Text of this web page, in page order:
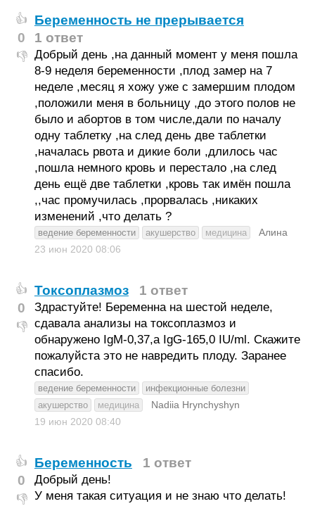
👍
0
👎
Беременность не прерывается
1 ответ
Добрый день ,на данный момент у меня пошла
8-9 неделя беременности ,плод замер на 7
неделе ,месяц я хожу уже с замершим плодом
,положили меня в больницу ,до этого полов не
было и абортов в том числе,дали по началу
одну таблетку ,на след день две таблетки
,началась рвота и дикие боли ,длилось час
,пошла немного кровь и перестало ,на след
день ещё две таблетки ,кровь так имён пошла
,,час промучилась ,прорвалась ,никаких
изменений ,что делать ?
ведение беременности акушерство медицина
Алина
23 июн 2020 08:06
👍
0
👎
Токсоплазмоз 1 ответ
Здрастуйте! Беременна на шестой неделе,
сдавала анализы на токсоплазмоз и
обнаружено IgM-0,37,a IgG-165,0 IU/ml. Скажите
пожалуйста это не навредить плоду. Заранее
спасибо.
ведение беременности
инфекционные болезни
акушерство
медицина
Nadiia Hrynchyshyn
19 июн 2020 08:40
👍
0
👎
Беременность 1 ответ
Добрый день!
У меня такая ситуация и не знаю что делать!